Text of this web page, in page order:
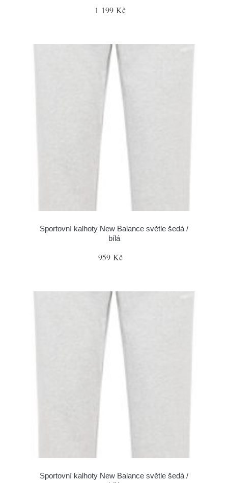
1 199 Kč
Sportovní kalhoty New Balance světle šedá /
bílá
959 Kč
Sportovní kalhoty New Balance světle šedá /